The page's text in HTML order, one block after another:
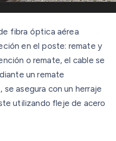
fibra óptica aérea
en el poste: remate y
o remate, el cable se
un remate
se asegura con un herraje
utilizando fleje de acero